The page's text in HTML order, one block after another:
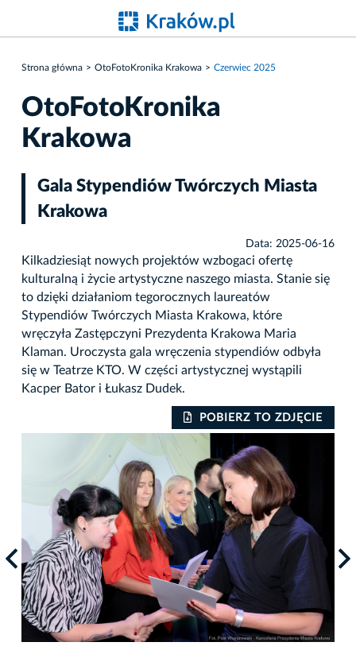
Strona główna OtoFotoKronika Krakowa Czerwiec 2025
OtoFotoKronika
Krakowa
Gala Stypendiów Twórczych Miasta
Krakowa
Data: 2025-06-16
Kilkadziesiąt nowych projektów wzbogaci ofertę
kulturalną i życie artystyczne naszego miasta. Stanie się
to dzięki działaniom tegorocznych laureatów
Stypendiów Twórczych Miasta Krakowa, które
wręczyła Zastępczyni Prezydenta Krakowa Maria
Klaman. Uroczysta gala wręczenia stypendiów odbyła
się w Teatrze KTO. W części artystycznej wystąpili
Kacper Bator i Łukasz Dudek.
POBIERZ TO ZDJĘCIE